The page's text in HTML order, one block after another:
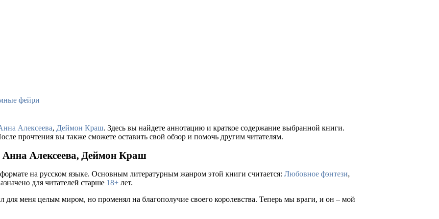
фейри
Алексеева, Деймон Краш. Здесь вы найдете аннотацию и краткое содержание выбранной книги.
прочтения вы также сможете оставить свой обзор и помочь другим читателям.
Алексеева, Деймон Краш
на русском языке. Основным литературным жанром этой книги считается: Любовное фэнтези,
для читателей старше 18+ лет.
меня целым миром, но променял на благополучие своего королевства. Теперь мы враги, и он – мой